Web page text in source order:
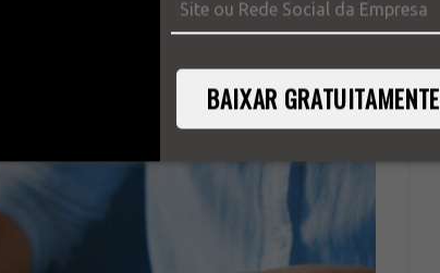
BAIXAR GRATUITAMENTE